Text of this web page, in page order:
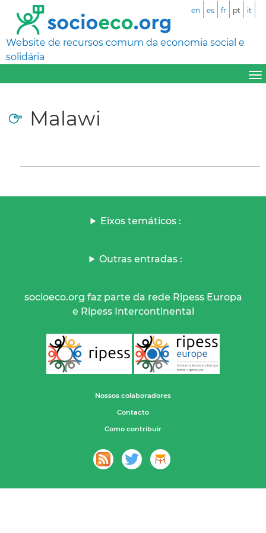
Website de recursos comum da economia social e
solidária
en es fr pt it
Malawi
Eixos temáticos :
Outras entradas :
socioeco.org faz parte da rede Ripess Europa
e Ripess Intercontinental
Nossos colaboradores
Contacto
Como contribuir